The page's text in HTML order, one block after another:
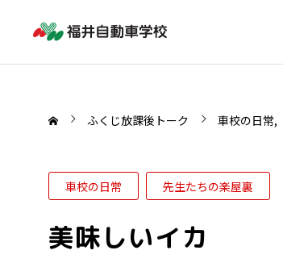
ふくじ放課後トーク 車校の日常
車校の日常 先生たちの楽屋裏
美味しいイカ